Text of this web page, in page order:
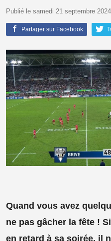
Publié le samedi 21 septembre
Partager sur Facebook
Quand vous avez
ne pas gâcher la fête !
en retard à sa soirée, il